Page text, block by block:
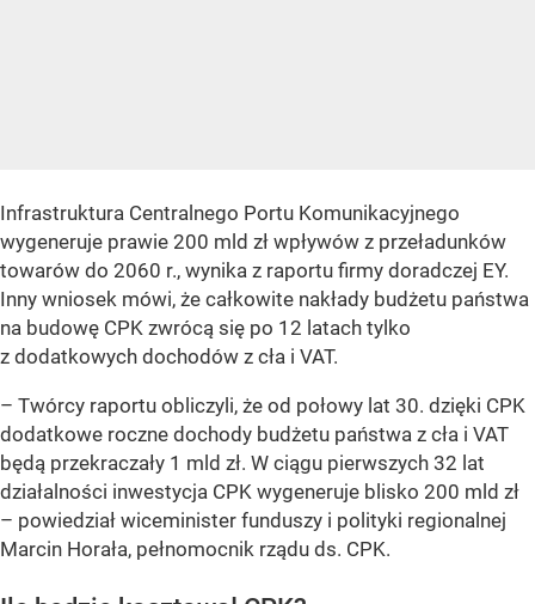
Infrastruktura Centralnego Portu Komunikacyjnego
wygeneruje prawie 200 mld zł wpływów z przeładunków
towarów do 2060 r., wynika z raportu firmy doradczej EY.
Inny wniosek mówi, że całkowite nakłady budżetu państwa
na budowę CPK zwrócą się po 12 latach tylko
z dodatkowych dochodów z cła i VAT.
– Twórcy raportu obliczyli, że od połowy lat 30. dzięki CPK
dodatkowe roczne dochody budżetu państwa z cła i VAT
będą przekraczały 1 mld zł. W ciągu pierwszych 32 lat
działalności inwestycja CPK wygeneruje blisko 200 mld zł
– powiedział wiceminister funduszy i polityki regionalnej
Marcin Horała, pełnomocnik rządu ds. CPK.